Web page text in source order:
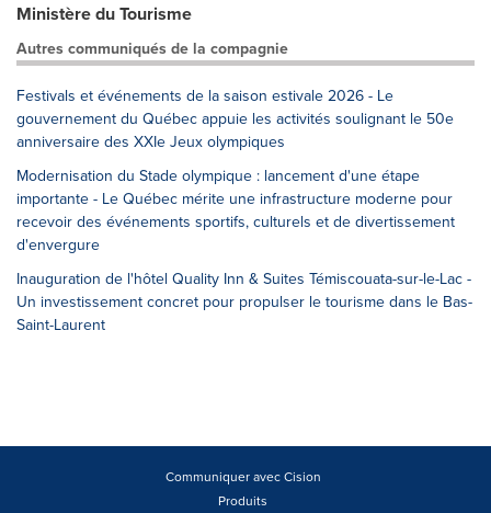
Ministère du Tourisme
Autres communiqués de la compagnie
Festivals et événements de la saison estivale 2026 - Le
gouvernement du Québec appuie les activités soulignant le 50e
anniversaire des XXIe Jeux olympiques
Modernisation du Stade olympique : lancement d'une étape
importante - Le Québec mérite une infrastructure moderne pour
recevoir des événements sportifs, culturels et de divertissement
d'envergure
Inauguration de l'hôtel Quality Inn & Suites Témiscouata-sur-le-Lac -
Un investissement concret pour propulser le tourisme dans le Bas-
Saint-Laurent
Communiquer avec Cision
Produits